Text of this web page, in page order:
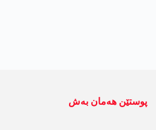
پوستێن ھەمان بەش